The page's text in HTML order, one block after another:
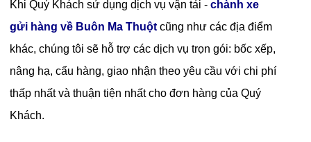
Khi Quý Khách sử dụng dịch vụ vận tải- chành xe
gửi hàng về Buôn Ma Thuột cũng như các địa điểm
khác, chúng tôi sẽ hỗ trợ các dịch vụ trọn gói: bốc xếp,
nâng hạ, cẩu hàng, giao nhận theo yêu cầu với chi phí
thấp nhất và thuận tiện nhất cho đơn hàng của Quý
Khách.